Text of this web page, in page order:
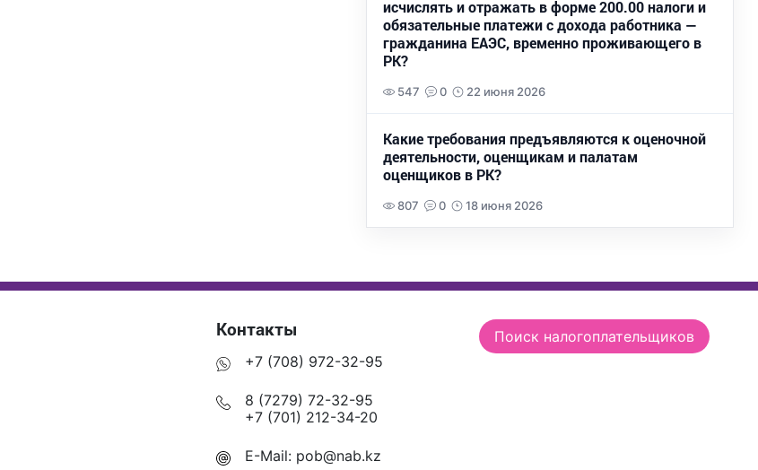
исчислять и отражать в форме 200.00 налоги и
обязательные платежи с дохода работника —
гражданина ЕАЭС, временно проживающего в
РК?
547 0 22 июня 2026
Какие требования предъявляются к оценочной
деятельности, оценщикам и палатам
оценщиков в РК?
807 0 18 июня 2026
Контакты
+7 (708) 972-32-95
8 (7279) 72-32-95
+7 (701) 212-34-20
E-Mail: pob@nab.kz
Поиск налогоплательщиков